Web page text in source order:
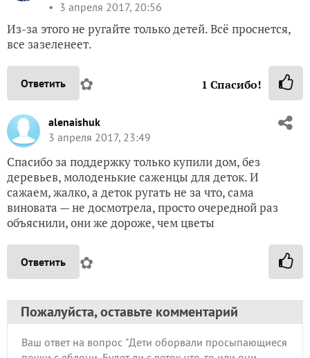
3 апреля 2017, 20:56
Из-за этого не ругайте только детей. Всё проснется,
все зазеленеет.
Ответить ✿ 1 Спасибо!
alenaishuk
3 апреля 2017, 23:49
Спасибо за поддержку только купили дом, без
деревьев, молоденькие саженцы для деток. И
сажаем, жалко, а деток ругать не за что, сама
виновата — не досмотрела, просто очередной раз
объяснили, они же дороже, чем цветы
Ответить ✿
Пожалуйста, оставьте комментарий